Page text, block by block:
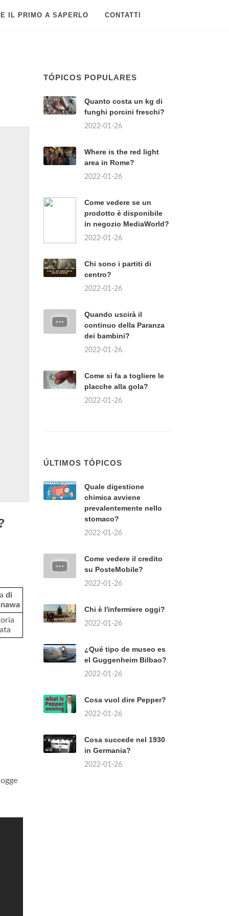
IL PRIMO A SAPERLO CONTATTI
di
TÓPICOS POPULARES
Quanto costa un kg di
funghi porcini freschi?
2022-01-26
Where is the red light
area in Rome?
2022-01-26
Come vedere se un
prodotto è disponibile
in negozio MediaWorld?
2022-01-26
Chi sono i partiti di
centro?
2022-01-26
Quando uscirà il
continuo della Paranza
dei bambini?
2022-01-26
Come si fa a togliere le
placche alla gola?
2022-01-26
ÚLTIMOS TÓPICOS
Quale digestione
chimica avviene
prevalentemente nello
stomaco?
2022-01-26
Come vedere il credito
su PosteMobile?
2022-01-26
Chi è l'infermiere oggi?
2022-01-26
¿Qué tipo de museo es
el Guggenheim Bilbao?
2022-01-26
Cosa vuol dire Pepper?
2022-01-26
Cosa succede nel 1930
in Germania?
2022-01-26